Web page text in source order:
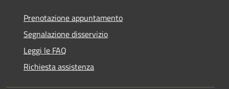
Prenotazione appuntamento
Segnalazione disservizio
Leggi le FAQ
Richiesta assistenza